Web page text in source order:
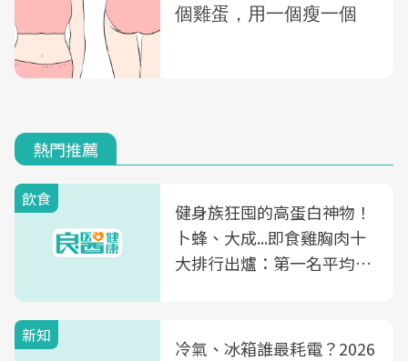
熱門推薦
飲食
健身族狂囤的高蛋白神物！
卜蜂、大成...即食雞胸肉十
大排行出爐：第一名平均一
新知
冷氣、冰箱誰最耗電？2026